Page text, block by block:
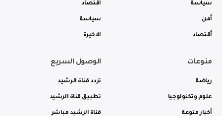
سياسة
أمن
أقتصاد
أقتصاد
سياسة
الاخيرة
منوعات
رياضة
علوم وتكنولوجيا
أخبار منوعة
الوصول السريع
تردد قناة الرشيد
تطبيق قناة الرشيد
قناة الرشيد مباشر